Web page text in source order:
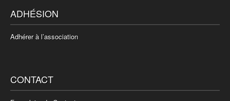
ADHÉSION
Adhérer à l’association
CONTACT